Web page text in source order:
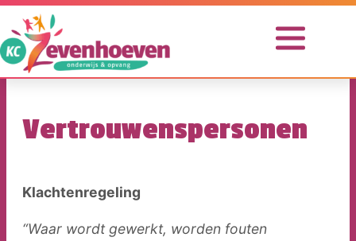
Ga
naar
de
inhoud
Vertrouwenspersonen
Klachtenregeling
“Waar wordt gewerkt, worden fouten
Onze
school
ouders
Opvang